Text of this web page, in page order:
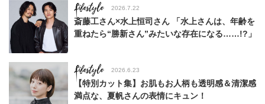
Lifestyle 2026.7.22
斎藤工さん×水上恒司さん 「水上さんは、年齢を
重ねたら“勝新さん”みたいな存在になる……!?」
Lifestyle 2026.6.23
【特別カット集】お肌もお人柄も透明感＆清潔感
満点な、夏帆さんの表情にキュン！